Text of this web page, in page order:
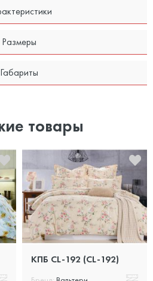
Размеры
Габариты
товары
КПБ CL-192 (CL-192)